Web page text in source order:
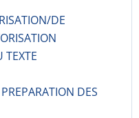
DE
TEXTE
DES